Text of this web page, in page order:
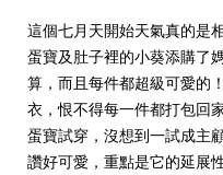
這個七月天開始天氣真的是
蛋寶及肚子裡的小葵添購了
算，而且每件都超級可愛的
衣，恨不得每一件都打包回
蛋寶試穿，沒想到一試成主
讚好可愛，重點是它的延展